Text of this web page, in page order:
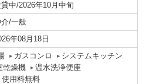
中/2026年10月中旬
/一般
年08月18日
ガスコンロ
システムキッチン
乾燥機
温水洗浄便座
使用料無料